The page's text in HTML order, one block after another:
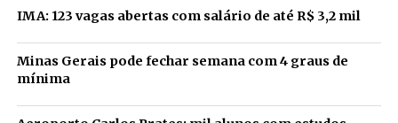
IMA: 123 vagas abertas com salário de até R$ 3,2 mil
Minas Gerais pode fechar semana com 4 graus de
mínima